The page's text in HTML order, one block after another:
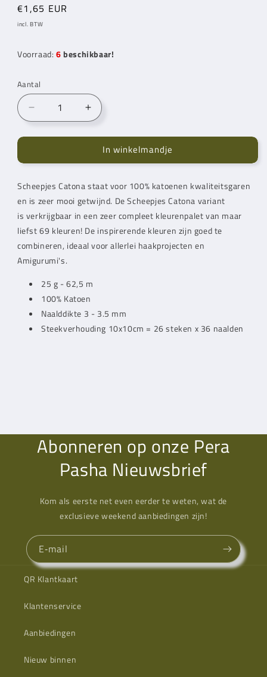
Normale
prijs
€1,65 EUR
incl. BTW
Voorraad: 6 beschikbaar!
Aantal
Aantal
verlagen
voor
Catona
25g
(179)
Aantal
verhogen
voor
Scheepjes
Catona
25g
(179)
In winkelmandje
Scheepjes Catona staat voor 100% katoenen kwaliteitsgaren
en is zeer mooi getwijnd. De Scheepjes Catona variant
is verkrijgbaar in een zeer compleet kleurenpalet van maar
liefst 69 kleuren! De inspirerende kleuren zijn goed te
combineren, ideaal voor allerlei haakprojecten en
Amigurumi's.
25 g - 62,5 m
100% Katoen
Naalddikte 3 - 3.5 mm
Steekverhouding 10x10cm = 26 steken x 36 naalden
Abonneren op onze Pera
Pasha Nieuwsbrief
Kom als eerste net even eerder te weten, wat de
exclusieve weekend aanbiedingen zijn!
E‑mail
QR Klantkaart
Klantenservice
Aanbiedingen
Nieuw binnen